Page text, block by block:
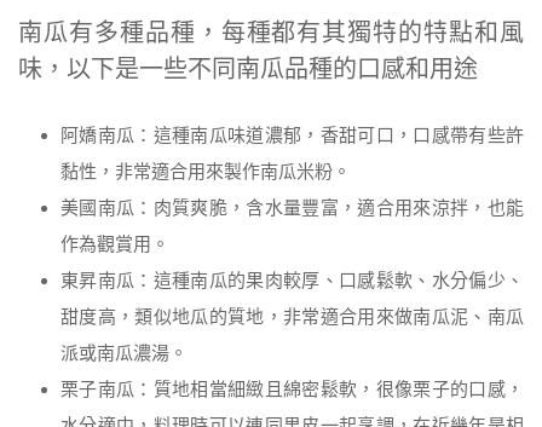
南瓜有多種品種，每種都有其獨特的特點和風
味，以下是一些不同南瓜品種的口感和用途
阿嬌南瓜：這種南瓜味道濃郁，香甜可口，口感帶有些許
黏性，非常適合用來製作南瓜米粉。
美國南瓜：肉質爽脆，含水量豐富，適合用來涼拌，也能
作為觀賞用。
東昇南瓜：這種南瓜的果肉較厚、口感鬆軟、水分偏少、
甜度高，類似地瓜的質地，非常適合用來做南瓜泥、南瓜
派或南瓜濃湯。
栗子南瓜：質地相當細緻且綿密鬆軟，很像栗子的口感，